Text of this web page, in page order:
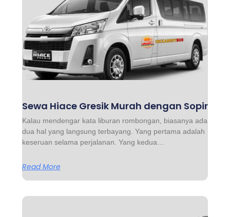
Sewa Hiace Gresik Murah dengan Sopir
Kalau mendengar kata liburan rombongan, biasanya ada
dua hal yang langsung terbayang. Yang pertama adalah
keseruan selama perjalanan. Yang kedua…
Read More